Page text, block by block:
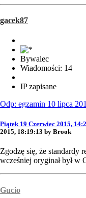
gacek87
Bywalec
Wiadomości: 14
IP zapisane
Odp: egzamin 10 lipca
Piątek 19 Czerwiec 2015,
2015, 18:19:13 by Brook
Zgodzę się, że standardy
wcześniej oryginał był w
Gucio